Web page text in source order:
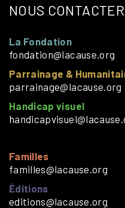
NOUS CONTACTER
La Fondation
fondation@lacause.org
Parrainage &
parrainage@lacause.org
Handicap visuel
Familles
familles@lacause.org
Éditions
editions@lacause.org